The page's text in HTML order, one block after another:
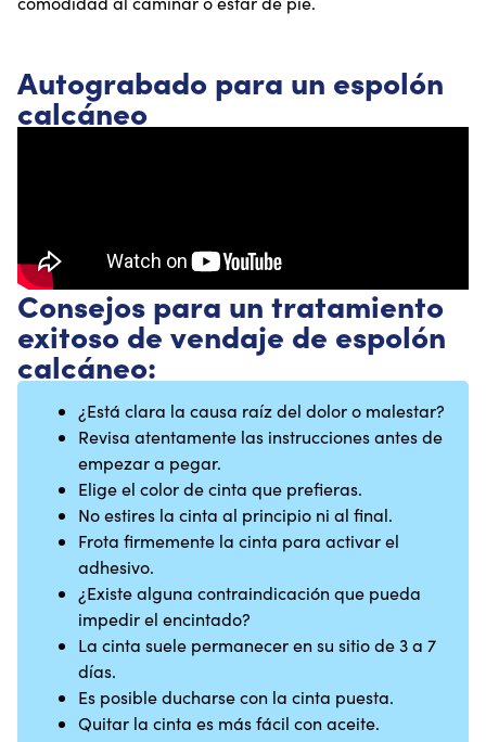
Autograbado para un espolón
calcáneo
Consejos para un tratamiento
exitoso de vendaje de espolón
calcáneo:
¿Está clara la causa raíz del dolor o malestar?
Revisa atentamente las instrucciones antes de
empezar a pegar.
Elige el color de cinta que prefieras.
No estires la cinta al principio ni al final.
Frota firmemente la cinta para activar el
adhesivo.
¿Existe alguna contraindicación que pueda
impedir el encintado?
La cinta suele permanecer en su sitio de 3 a 7
días.
Es posible ducharse con la cinta puesta.
Quitar la cinta es más fácil con aceite.